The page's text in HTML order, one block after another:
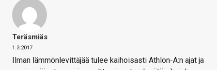
Teräsmiäs
1.3.2017
Ilman lämmönlevittäjää tulee kaihoisasti Athlon-A:n ajat ja